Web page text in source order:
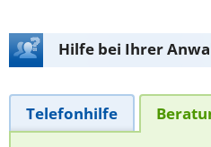
Hilfe bei Ihrer
Telefonhilfe